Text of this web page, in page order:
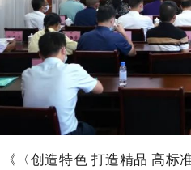
〈创造特色 打造精品 高标